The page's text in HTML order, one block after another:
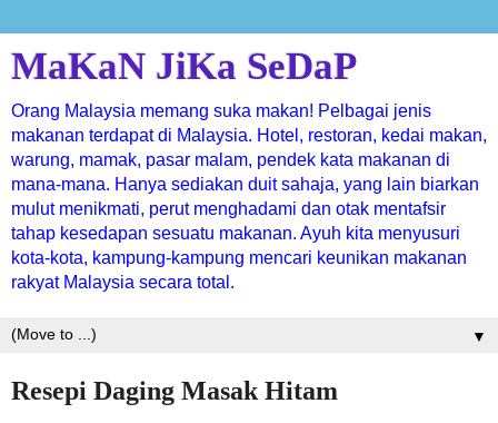
MaKaN JiKa SeDaP
Orang Malaysia memang suka makan! Pelbagai jenis
makanan terdapat di Malaysia. Hotel, restoran, kedai makan,
warung, mamak, pasar malam, pendek kata makanan di
mana-mana. Hanya sediakan duit sahaja, yang lain biarkan
mulut menikmati, perut menghadami dan otak mentafsir
tahap kesedapan sesuatu makanan. Ayuh kita menyusuri
kota-kota, kampung-kampung mencari keunikan makanan
rakyat Malaysia secara total.
▼
Resepi Daging Masak Hitam